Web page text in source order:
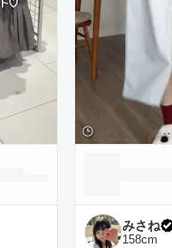
みさね
158cm